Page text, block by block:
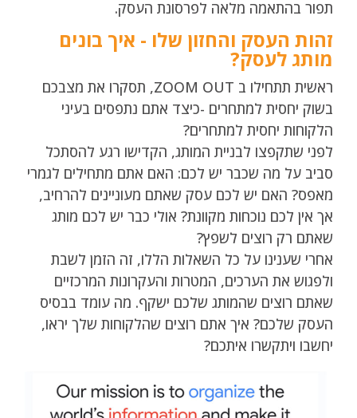
תפור בהתאמה מלאה לפרסונת העסק.
זהות העסק והחזון שלו - איך בונים
מותג לעסק?
ראשית תתחילו ב ZOOM OUT, תסקרו את מצבכם
בשוק יחסית למתחרים -כיצד אתם נתפסים בעיני
הלקוחות יחסית למתחרים?
לפני שתקפצו לבניית המותג, הקדישו רגע להסתכל
סביב על מה שכבר יש לכם: האם אתם מתחילים לגמרי
מאפס? האם יש לכם עסק שאתם מעוניינים להרחיב,
אך אין לכם נוכחות מקוונת? אולי כבר יש לכם מותג
שאתם רק רוצים לשפץ?
אחרי שענינו על כל השאלות הללו, זה הזמן לשבת
ולפגוש את הערכים, המטרות והעקרונות המרכזיים
שאתם רוצים שהמותג שלכם ישקף. מה עומד בבסיס
העסק שלכם? איך אתם רוצים שהלקוחות שלך יראו,
יחשבו ויתקשרו איתכם?